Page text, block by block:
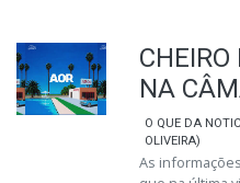
NA
O QUE DA
OLIVEIRA)
As